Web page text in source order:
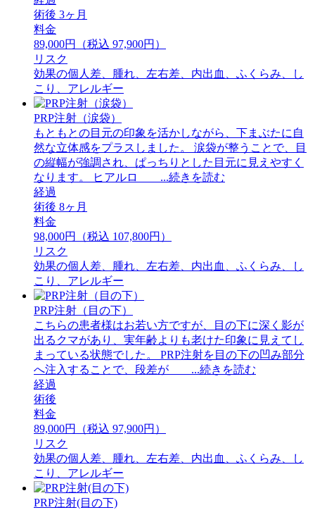
術後 3ヶ月
料金
89,000円（税込 97,900円）
リスク
効果の個人差、腫れ、左右差、内出血、ふくらみ、し
こり、アレルギー
PRP注射（涙袋）
もともとの目元の印象を活かしながら、下まぶたに自
然な立体感をプラスしました。 ⁡涙袋が整うことで、目
の縦幅が強調され、ぱっちりとした目元に見えやすく
なります。 ⁡ヒアルロ ...続きを読む
経過
術後 8ヶ月
料金
98,000円（税込 107,800円）
リスク
効果の個人差、腫れ、左右差、内出血、ふくらみ、し
こり、アレルギー
PRP注射（目の下）
こちらの患者様はお若い方ですが、目の下に深く影が
出るクマがあり、実年齢よりも老けた印象に見えてし
まっている状態でした。 PRP注射を目の下の凹み部分
へ注入することで、段差が ...続きを読む
経過
術後
料金
89,000円（税込 97,900円）
リスク
効果の個人差、腫れ、左右差、内出血、ふくらみ、し
こり、アレルギー
PRP注射(目の下)